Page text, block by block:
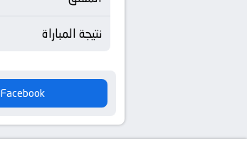
نتيجة المباراة
Facebook